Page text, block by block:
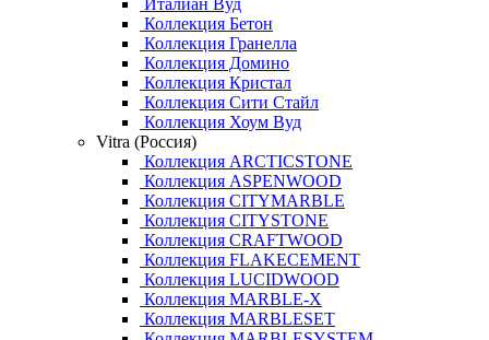
Италиан Вуд
Коллекция Бетон
Коллекция Гранелла
Коллекция Домино
Коллекция Кристал
Коллекция Сити Стайл
Коллекция Хоум Вуд
Vitra (Россия)
Коллекция ARCTICSTONE
Коллекция ASPENWOOD
Коллекция CITYMARBLE
Коллекция CITYSTONE
Коллекция CRAFTWOOD
Коллекция FLAKECEMENT
Коллекция LUCIDWOOD
Коллекция MARBLE-X
Коллекция MARBLESET